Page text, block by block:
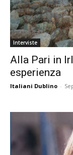
Interviste
Alla Pari in
esperienza
Italiani Dublino -